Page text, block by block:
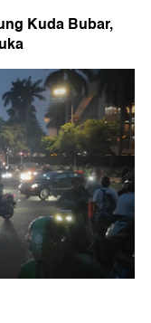
Kuda Bubar,